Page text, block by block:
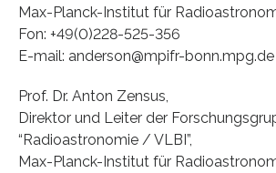
Max-Planck-Institut für
Fon: +49(0)228-525-356
E-mail: anderson@mpifr-bonn.mpg.de
Prof. Dr. Anton Zensus,
Direktor und Leiter der
“Radioastronomie / VLBI”,
Max-Planck-Institut für